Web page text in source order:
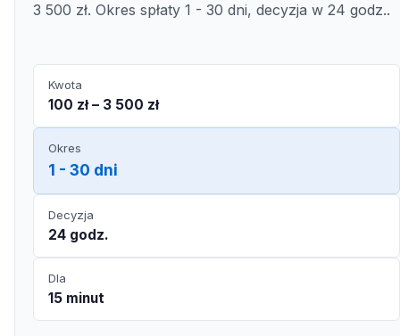
3 500 zł. Okres spłaty 1 - 30 dni, decyzja w 24 godz..
Kwota
100 zł – 3 500 zł
Okres
1 - 30 dni
Decyzja
24 godz.
Dla
15 minut